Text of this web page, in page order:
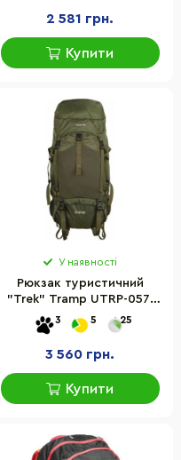
2 581 грн.
Купити
У наявності
Рюкзак туристичний
"Trek" Tramp UTRP-057-
olive 40 літрів
3 5 25
3 560 грн.
Купити